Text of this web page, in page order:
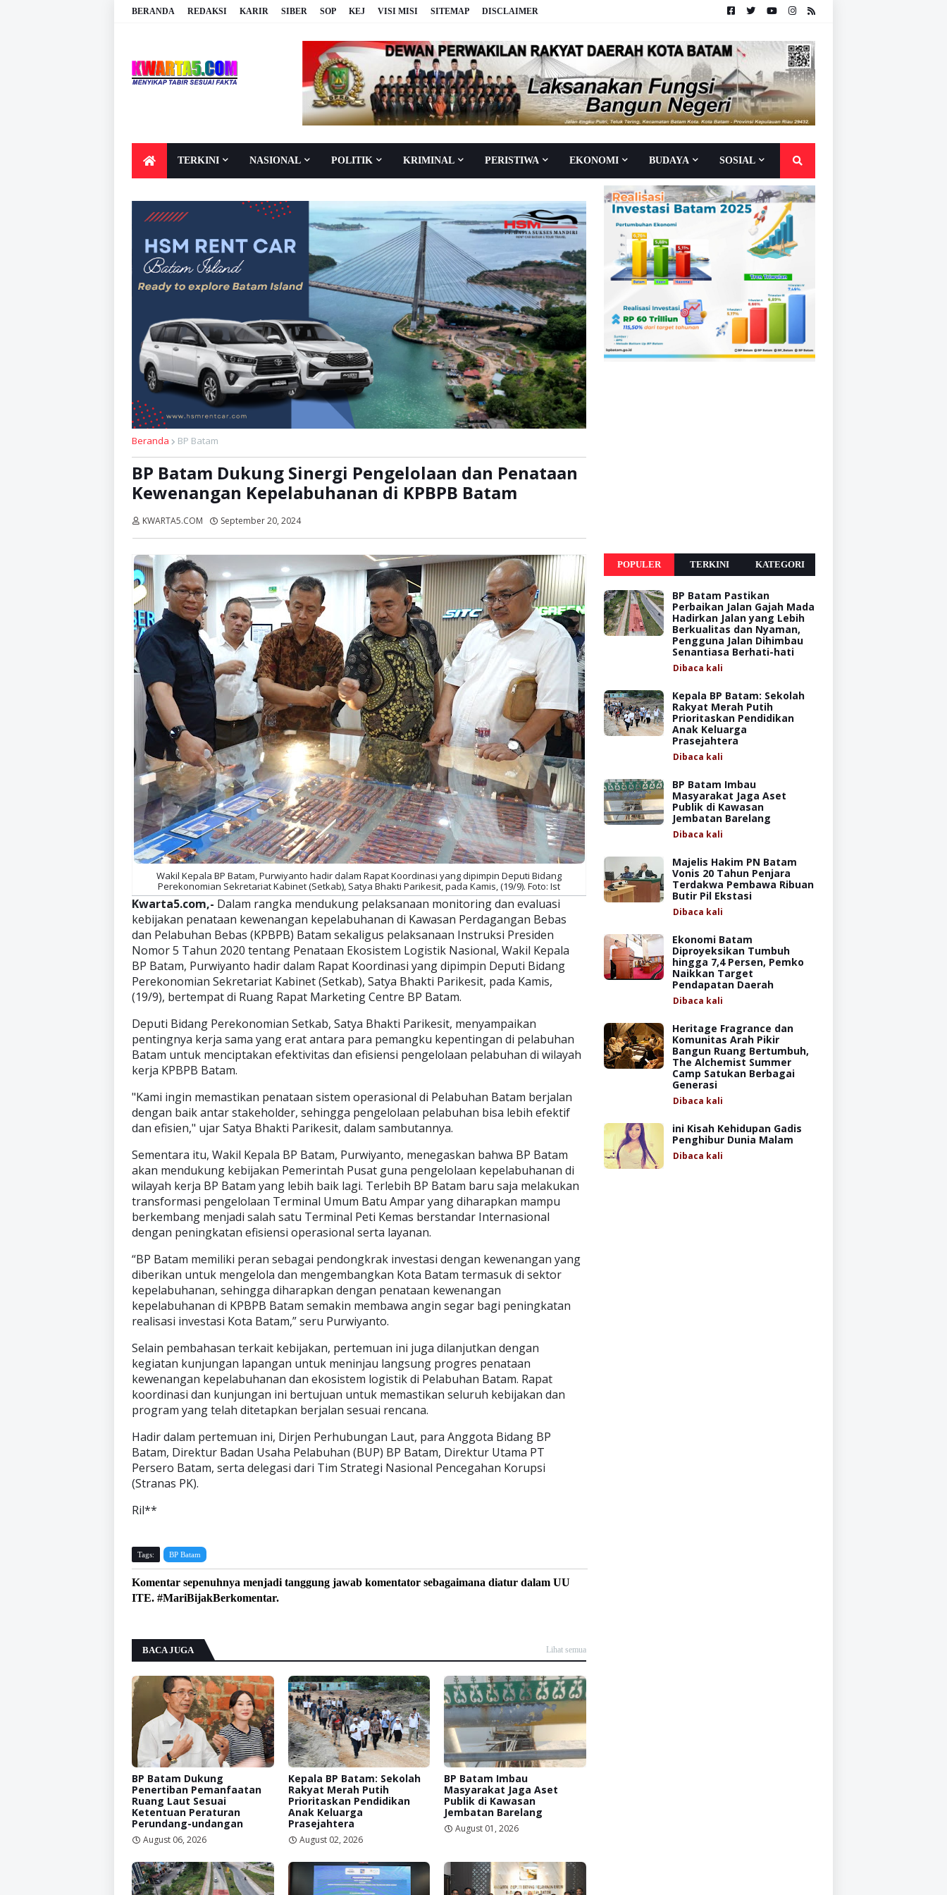
BERANDA REDAKSI KARIR SIBER SOP KEJ VISI MISI SITEMAP DISCLAIMER
TERKINI NASIONAL POLITIK KRIMINAL PERISTIWA EKONOMI BUDAYA SOSIAL
Beranda BP Batam
BP Batam Dukung Sinergi Pengelolaan dan Penataan
Kewenangan Kepelabuhanan di KPBPB Batam
KWARTA5.COM September 20, 2024
Wakil Kepala BP Batam, Purwiyanto hadir dalam Rapat Koordinasi yang dipimpin Deputi Bidang
Perekonomian Sekretariat Kabinet (Setkab), Satya Bhakti Parikesit, pada Kamis, (19/9). Foto: Ist
Kwarta5.com,- Dalam rangka mendukung pelaksanaan monitoring dan evaluasi
kebijakan penataan kewenangan kepelabuhanan di Kawasan Perdagangan Bebas
dan Pelabuhan Bebas (KPBPB) Batam sekaligus pelaksanaan Instruksi Presiden
Nomor 5 Tahun 2020 tentang Penataan Ekosistem Logistik Nasional, Wakil Kepala
BP Batam, Purwiyanto hadir dalam Rapat Koordinasi yang dipimpin Deputi Bidang
Perekonomian Sekretariat Kabinet (Setkab), Satya Bhakti Parikesit, pada Kamis,
(19/9), bertempat di Ruang Rapat Marketing Centre BP Batam.
Deputi Bidang Perekonomian Setkab, Satya Bhakti Parikesit, menyampaikan
pentingnya kerja sama yang erat antara para pemangku kepentingan di pelabuhan
Batam untuk menciptakan efektivitas dan efisiensi pengelolaan pelabuhan di wilayah
kerja KPBPB Batam.
"Kami ingin memastikan penataan sistem operasional di Pelabuhan Batam berjalan
dengan baik antar stakeholder, sehingga pengelolaan pelabuhan bisa lebih efektif
dan efisien," ujar Satya Bhakti Parikesit, dalam sambutannya.
Sementara itu, Wakil Kepala BP Batam, Purwiyanto, menegaskan bahwa BP Batam
akan mendukung kebijakan Pemerintah Pusat guna pengelolaan kepelabuhanan di
wilayah kerja BP Batam yang lebih baik lagi. Terlebih BP Batam baru saja melakukan
transformasi pengelolaan Terminal Umum Batu Ampar yang diharapkan mampu
berkembang menjadi salah satu Terminal Peti Kemas berstandar Internasional
dengan peningkatan efisiensi operasional serta layanan.
“BP Batam memiliki peran sebagai pendongkrak investasi dengan kewenangan yang
diberikan untuk mengelola dan mengembangkan Kota Batam termasuk di sektor
kepelabuhanan, sehingga diharapkan dengan penataan kewenangan
kepelabuhanan di KPBPB Batam semakin membawa angin segar bagi peningkatan
realisasi investasi Kota Batam,” seru Purwiyanto.
Selain pembahasan terkait kebijakan, pertemuan ini juga dilanjutkan dengan
kegiatan kunjungan lapangan untuk meninjau langsung progres penataan
kewenangan kepelabuhanan dan ekosistem logistik di Pelabuhan Batam. Rapat
koordinasi dan kunjungan ini bertujuan untuk memastikan seluruh kebijakan dan
program yang telah ditetapkan berjalan sesuai rencana.
Hadir dalam pertemuan ini, Dirjen Perhubungan Laut, para Anggota Bidang BP
Batam, Direktur Badan Usaha Pelabuhan (BUP) BP Batam, Direktur Utama PT
Persero Batam, serta delegasi dari Tim Strategi Nasional Pencegahan Korupsi
(Stranas PK).
Ril**
Tags: BP Batam
Komentar sepenuhnya menjadi tanggung jawab komentator sebagaimana diatur dalam UU
ITE. #MariBijakBerkomentar.
BACA JUGA Lihat semua
BP Batam Dukung
Penertiban Pemanfaatan
Ruang Laut Sesuai
Ketentuan Peraturan
Perundang-undangan
August 06, 2026
Kepala BP Batam: Sekolah
Rakyat Merah Putih
Prioritaskan Pendidikan
Anak Keluarga
Prasejahtera
August 02, 2026
BP Batam Imbau
Masyarakat Jaga Aset
Publik di Kawasan
Jembatan Barelang
August 01, 2026
POPULER TERKINI KATEGORI
BP Batam Pastikan
Perbaikan Jalan Gajah Mada
Hadirkan Jalan yang Lebih
Berkualitas dan Nyaman,
Pengguna Jalan Dihimbau
Senantiasa Berhati-hati
Dibaca kali
Kepala BP Batam: Sekolah
Rakyat Merah Putih
Prioritaskan Pendidikan
Anak Keluarga
Prasejahtera
Dibaca kali
BP Batam Imbau
Masyarakat Jaga Aset
Publik di Kawasan
Jembatan Barelang
Dibaca kali
Majelis Hakim PN Batam
Vonis 20 Tahun Penjara
Terdakwa Pembawa Ribuan
Butir Pil Ekstasi
Dibaca kali
Ekonomi Batam
Diproyeksikan Tumbuh
hingga 7,4 Persen, Pemko
Naikkan Target
Pendapatan Daerah
Dibaca kali
Heritage Fragrance dan
Komunitas Arah Pikir
Bangun Ruang Bertumbuh,
The Alchemist Summer
Camp Satukan Berbagai
Generasi
Dibaca kali
ini Kisah Kehidupan Gadis
Penghibur Dunia Malam
Dibaca kali